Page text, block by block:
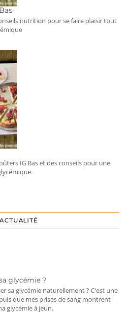
nutrition pour se faire plaisir tout
IG Bas et des conseils pour une
ACTUALITÉ
glycémie ?
sa glycémie naturellement ? C'est une
que mes prises de sang montrent
glycémie à jeun.